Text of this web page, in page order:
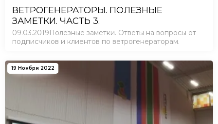
ВЕТРОГЕНЕРАТОРЫ. ПОЛЕЗНЫЕ
ЗАМЕТКИ. ЧАСТЬ 3.
09.03.2019Полезные заметки. Ответы на вопросы от
подписчиков и клиентов по ветрогенераторам.
19 Ноября 2022